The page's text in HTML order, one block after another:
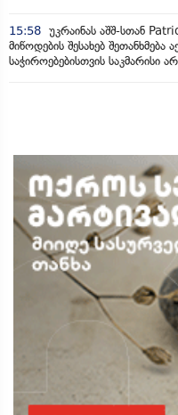
15:58 უკრაინას აშშ-სთან
მიწოდების შესახებ
საჭიროებებისთვის